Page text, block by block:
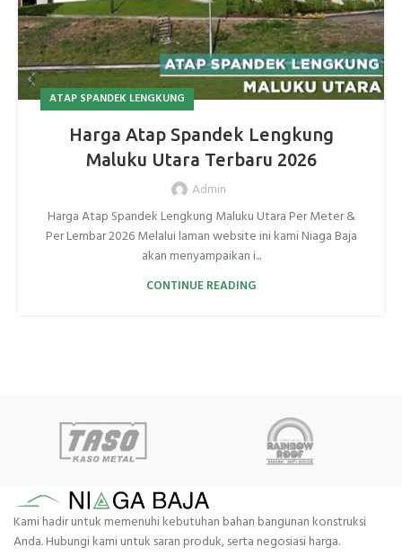
ATAP SPANDEK LENGKUNG
Harga Atap Spandek Lengkung
Maluku Utara Terbaru 2026
Admin
Harga Atap Spandek Lengkung Maluku Utara Per Meter &
Per Lembar 2026 Melalui laman website ini kami Niaga Baja
akan menyampaikan i...
CONTINUE READING
Kami hadir untuk memenuhi kebutuhan bahan bangunan konstruksi
Anda. Hubungi kami untuk saran produk, serta negosiasi harga.